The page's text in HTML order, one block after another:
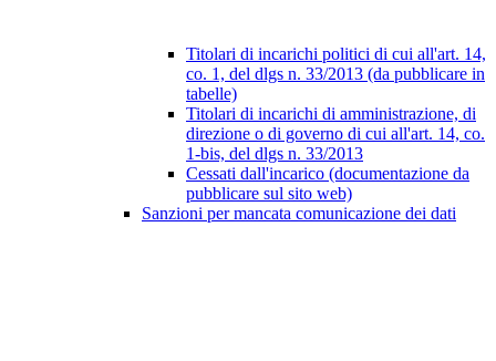
Titolari di incarichi politici di cui all'art. 14,
co. 1, del dlgs n. 33/2013 (da pubblicare in
tabelle)
Titolari di incarichi di amministrazione, di
direzione o di governo di cui all'art. 14, co.
1-bis, del dlgs n. 33/2013
Cessati dall'incarico (documentazione da
pubblicare sul sito web)
Sanzioni per mancata comunicazione dei dati